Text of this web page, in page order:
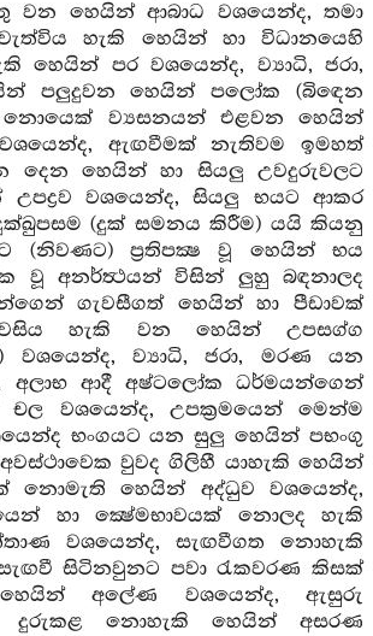
වන හෙයින් ආබාධ වශයෙන්ද, තමා
හැකි හෙයින් හා විධානයෙහි
හෙයින් පර වශයෙන්ද, ව්‍යාධි, ජරා,
පලුදුවන හෙයින් පලෝක (බිඳෙන
නොයෙක් ව්‍යසනයන් එළවන හෙයින්
වශයෙන්ද, ඇඟවීමක් නැතිවම ඉමහත්
දෙන හෙයින් හා සියලු උවදුරුවලට
වශයෙන්ද, සියලු භයට ආකර
(දුක් සමනය කිරීම) යයි කියනු
(නිවණට) ප්‍රතිපක්‍ෂ වූ හෙයින් භය
වූ අනර්ත්‍ථයන් විසින් ලුහු බඳනාලද
ගැවසීගත් හෙයින් හා පීඩාවක්
හැකි වන හෙයින් උපසග්ග
වශයෙන්ද, ව්‍යාධි, ජරා, මරණ යන
අලාභ ආදී අෂ්ටලෝක ධර්මයන්ගෙන්
වශයෙන්ද, උපක්‍රමයෙන් මෙන්ම
භංගයට යන සුලු හෙයින් පභංගු
වුවද ගිලිහී යාහැකි හෙයින්
නොමැති හෙයින් අද්ධුව වශයෙන්ද,
හා ක්‍ෂේමභාවයක් නොලද හැකි
වශයෙන්ද, සැඟවීගත නොහැකි
සිටිනවුනට පවා රැකවරණ කිසක්
අලේණ වශයෙන්ද, ඇසුරු
දුරුකළ නොහැකි හෙයින් අසරණ